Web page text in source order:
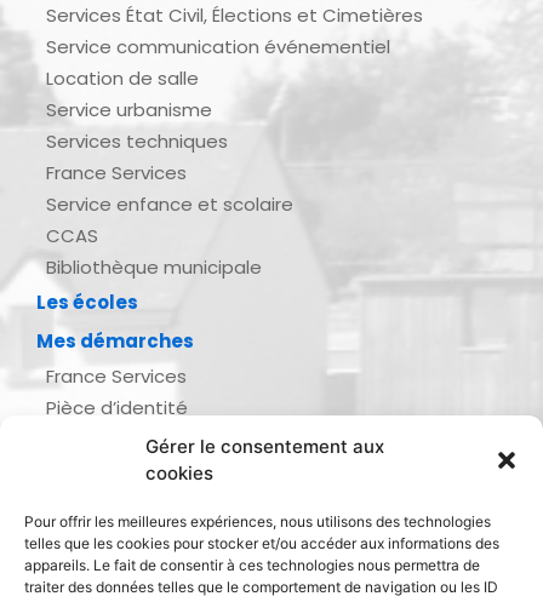
Gérer le consentement aux
cookies
Pour offrir les meilleures expériences, nous utilisons des technologies
telles que les cookies pour stocker et/ou accéder aux informations des
appareils. Le fait de consentir à ces technologies nous permettra de
traiter des données telles que le comportement de navigation ou les ID
Services État Civil, Élections et Cimetières
Service communication événementiel
Location de salle
Service urbanisme
Services techniques
France Services
Service enfance et scolaire
CCAS
Bibliothèque municipale
Les écoles
Mes démarches
France Services
Pièce d’identité
Demande d’actes d’état civil
Inscription listes électorales
Recensement militaire